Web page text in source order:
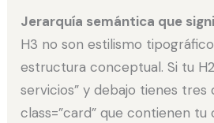
Jerarquía semántica que
H3 no son estilismo
estructura conceptual. Si tu
servicios” y debajo tienes tres
class=”card” que contienen tu